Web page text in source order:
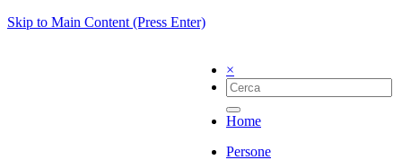
Skip to Main Content (Press Enter)
×
Home
Persone